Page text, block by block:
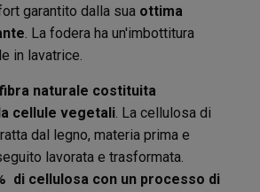
garantito dalla sua ottima
. La fodera ha un'imbottitura
in lavatrice.
naturale costituita
cellule vegetali. La cellulosa di
dal legno, materia prima e
lavorata e trasformata.
di cellulosa con un processo di